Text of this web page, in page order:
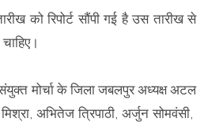
को रिपोर्ट सौंपी गई है उस तारीख से
मोर्चा के जिला जबलपुर अध्यक्ष अटल
अभितेज त्रिपाठी, अर्जुन सोमवंसी,